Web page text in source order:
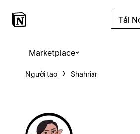
Tải
Marketplace
Người tạo Shahriar